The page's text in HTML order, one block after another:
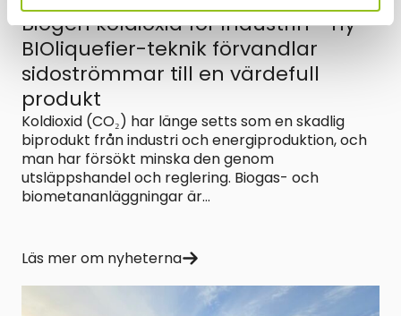
Biogen koldioxid för industrin - ny
BIOliquefier-teknik förvandlar
sidoströmmar till en värdefull
produkt
Koldioxid (CO₂) har länge setts som en skadlig
biprodukt från industri och energiproduktion, och
man har försökt minska den genom
utsläppshandel och reglering. Biogas- och
biometananläggningar är...
Läs mer om nyheterna